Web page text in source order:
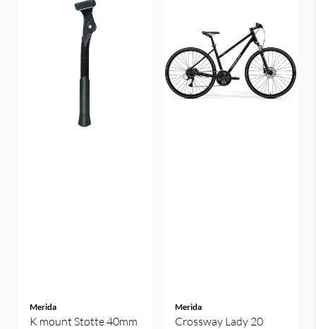
Merida
K mount Støtte 40mm
Merida
Crossway Lady 20